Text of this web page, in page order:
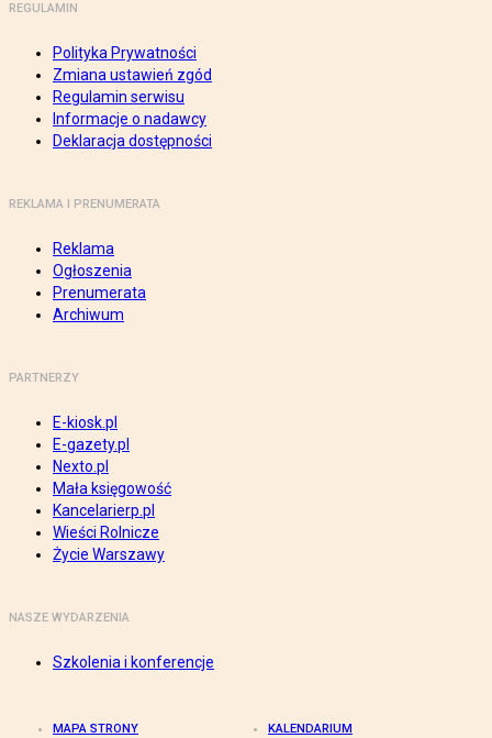
REGULAMIN
Polityka Prywatności
Zmiana ustawień zgód
Regulamin serwisu
Informacje o nadawcy
Deklaracja dostępności
REKLAMA I PRENUMERATA
Reklama
Ogłoszenia
Prenumerata
Archiwum
PARTNERZY
E-kiosk.pl
E-gazety.pl
Nexto.pl
Mała księgowość
Kancelarierp.pl
Wieści Rolnicze
Życie Warszawy
NASZE WYDARZENIA
Szkolenia i konferencje
MAPA STRONY KALENDARIUM